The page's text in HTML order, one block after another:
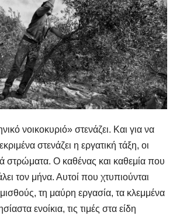
νοικοκυριό» στενάζει. Και για να
στενάζει η εργατική τάξη, οι
στρώματα. Ο καθένας και καθεμία που
τον μήνα. Αυτοί που χτυπιούνται
τη μαύρη εργασία, τα κλεμμένα
ενοίκια, τις τιμές στα είδη